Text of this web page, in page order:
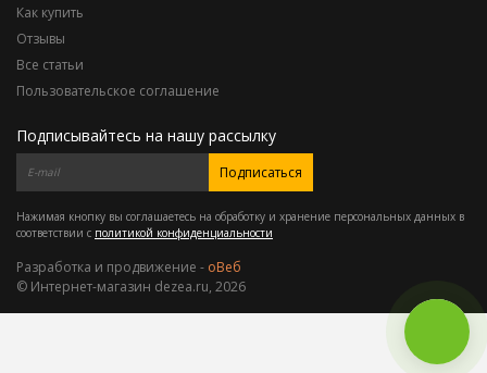
Как купить
Отзывы
Все статьи
Пользовательское соглашение
Подписывайтесь на нашу рассылку
Подписаться
Нажимая кнопку вы соглашаетесь на обработку и хранение персональных данных в
соответствии с политикой конфиденциальности
Разработка и продвижение - оВеб
© Интернет-магазин dezea.ru, 2026